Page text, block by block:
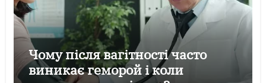
Чому після вагітності часто
виникає геморой і коли